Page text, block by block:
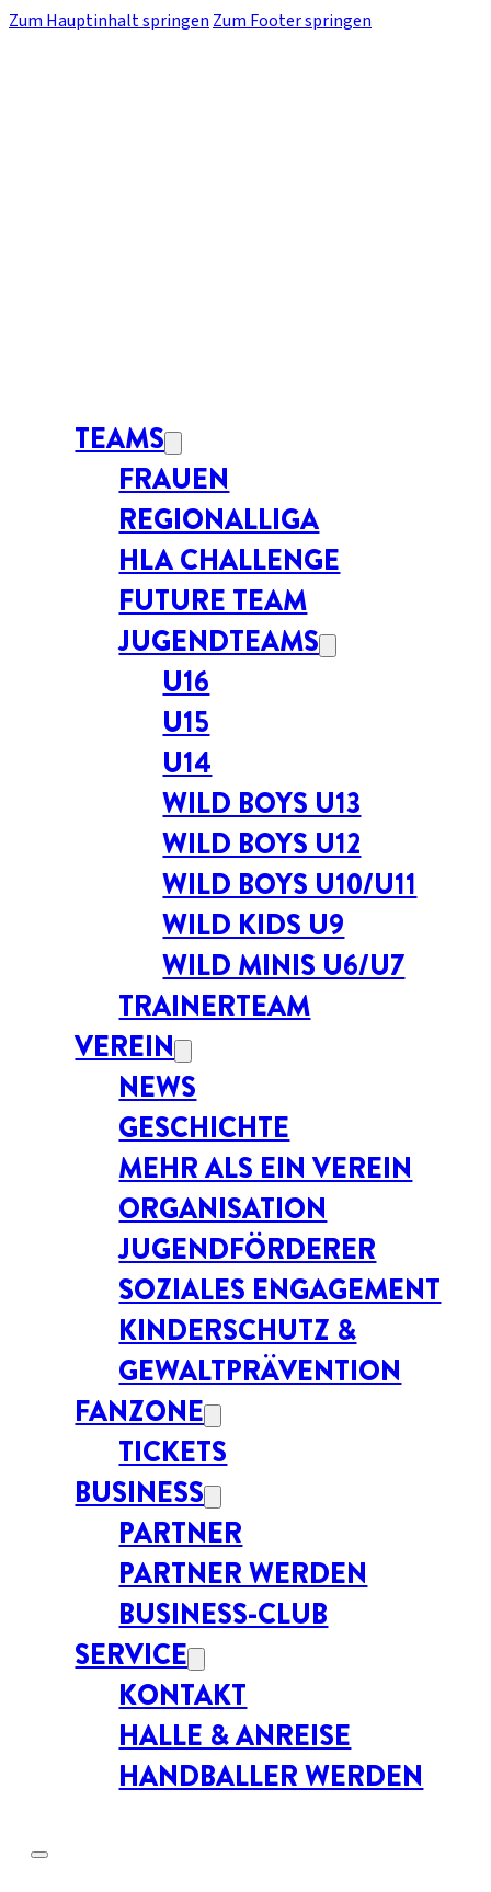
Zum Hauptinhalt springen Zum Footer springen
TEAMS
FRAUEN
REGIONALLIGA
HLA CHALLENGE
FUTURE TEAM
JUGENDTEAMS
U16
U15
U14
WILD BOYS U13
WILD BOYS U12
WILD BOYS U10/U11
WILD KIDS U9
WILD MINIS U6/U7
TRAINERTEAM
VEREIN
NEWS
GESCHICHTE
MEHR ALS EIN VEREIN
ORGANISATION
JUGENDFÖRDERER
SOZIALES ENGAGEMENT
KINDERSCHUTZ &
GEWALTPRÄVENTION
FANZONE
TICKETS
BUSINESS
PARTNER
PARTNER WERDEN
BUSINESS-CLUB
SERVICE
KONTAKT
HALLE & ANREISE
HANDBALLER WERDEN